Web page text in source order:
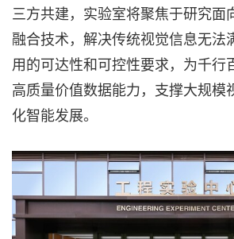
三方共建，实验室将聚焦于研究面
融合技术，解决传统视觉信息无法
用的可达性和可控性要求，为千行
高质量价值数据能力，支撑大规模
化智能发展。